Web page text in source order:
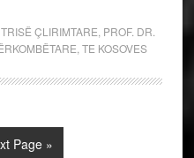
ÇLIRIMTARE PROF. DR.
TE KOSOVES
Page »